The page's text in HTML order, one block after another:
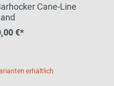
Cane-Line
€*
erhältlich